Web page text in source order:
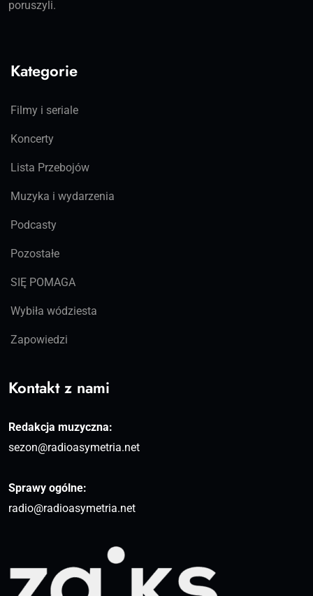
poruszyli.
Kategorie
Filmy i seriale
Koncerty
Lista Przebojów
Muzyka i wydarzenia
Podcasty
Pozostałe
SIĘ POMAGA
Wybiła wódziesta
Zapowiedzi
Kontakt z nami
Redakcja muzyczna:
sezon@radioasymetria.net
Sprawy ogólne:
radio@radioasymetria.net